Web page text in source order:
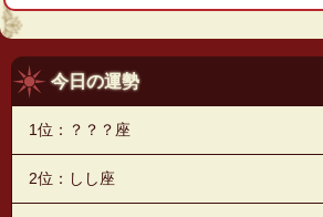
今日の運勢
1位：？？？座
2位：しし座